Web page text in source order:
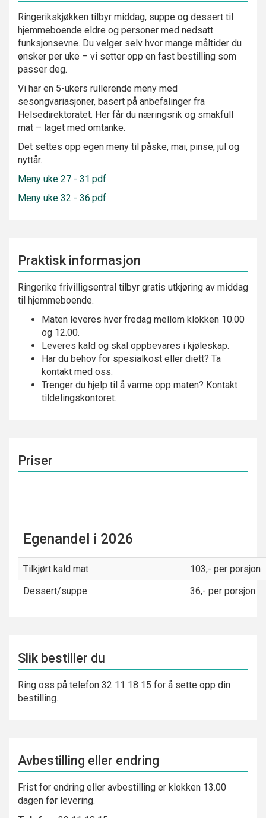
Ringerikskjøkken tilbyr middag, suppe og dessert til
hjemmeboende eldre og personer med nedsatt
funksjonsevne. Du velger selv hvor mange måltider du
ønsker per uke – vi setter opp en fast bestilling som
passer deg.
Vi har en 5-ukers rullerende meny med
sesongvariasjoner, basert på anbefalinger fra
Helsedirektoratet. Her får du næringsrik og smakfull
mat – laget med omtanke.
Det settes opp egen meny til påske, mai, pinse, jul og
nyttår.
Meny uke 27 - 31.pdf
Meny uke 32 - 36.pdf
Praktisk informasjon
Ringerike frivilligsentral tilbyr gratis utkjøring av middag
til hjemmeboende.
Maten leveres hver fredag mellom klokken 10.00
og 12.00.
Leveres kald og skal oppbevares i kjøleskap.
Har du behov for spesialkost eller diett? Ta
kontakt med oss.
Trenger du hjelp til å varme opp maten? Kontakt
tildelingskontoret.
Priser
Egenandel i 2026
Tilkjørt kald mat
103,- per porsjon
Dessert/suppe
36,- per porsjon
Slik bestiller du
Ring oss på telefon 32 11 18 15 for å sette opp din
bestilling.
Avbestilling eller endring
Frist for endring eller avbestilling er klokken 13.00
dagen før levering.